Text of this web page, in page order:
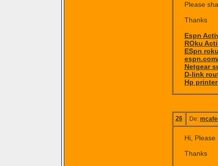
Please
Thanks
Espn
ROku
ESpn
Netgear
D-link
Hp
26 De:
Hi,
Thanks